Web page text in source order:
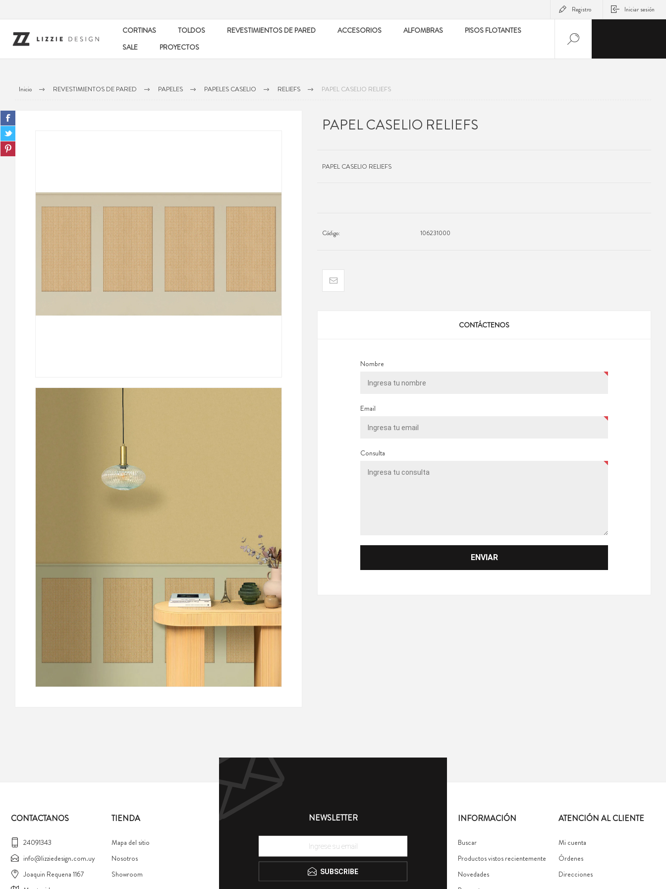
Registro Iniciar sesión
CORTINAS TOLDOS REVESTIMIENTOS DE PARED ACCESORIOS ALFOMBRAS
PISOS FLOTANTES
SALE
PROYECTOS
Inicio REVESTIMIENTOS DE PARED PAPELES PAPELES CASELIO RELIEFS PAPEL CASELIO RELIEFS
PAPEL CASELIO RELIEFS
PAPEL CASELIO RELIEFS
Código: 106231000
CONTÁCTENOS
Nombre
Email
Consulta
NEWSLETTER
SUBSCRIBE
CONTACTANOS
24091343
info@lizziedesign.com.uy
Joaquin Requena 1167
TIENDA
Mapa del sitio
Nosotros
Showroom
INFORMACIÓN
Buscar
Productos vistos recientemente
Novedades
ATENCIÓN AL CLIENTE
Mi cuenta
Órdenes
Direcciones